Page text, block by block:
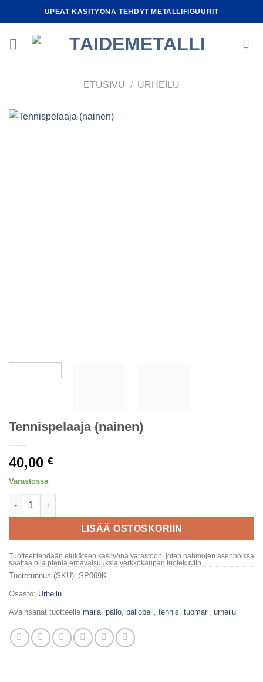
to
UPEAT KÄSITYÖNÄ TEHDYT METALLIFIGUURIT
ETUSIVU / URHEILU
Tennispelaaja (nainen)
40,00 €
Varastossa
Tennispelaaja (nainen) määrä
LISÄÄ OSTOSKORIIN
Tuotteet tehdään etukäteen käsityönä varastoon, joten hahmojen asennoissa
saattaa olla pieniä eroavaisuuksia verkkokaupan tuotekuviin.
Tuotetunnus (SKU): SP069K
Osasto: Urheilu
Avainsanat tuotteelle maila pallo pallopeli tennis tuomari urheilu